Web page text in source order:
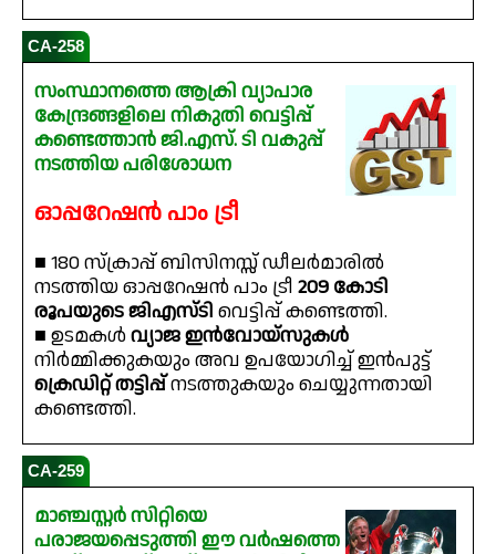
CA-258
സംസ്ഥാനത്തെ ആക്രി വ്യാപാര
കേന്ദ്രങ്ങളിലെ നികുതി വെട്ടിപ്പ്
കണ്ടെത്താൻ ജി.എസ്. ടി വകുപ്പ്
നടത്തിയ പരിശോധന
ഓപ്പറേഷൻ പാം ട്രീ
■ 180 സ്ക്രാപ്പ് ബിസിനസ്സ് ഡീലർമാരിൽ
നടത്തിയ ഓപ്പറേഷൻ പാം ട്രീ 209 കോടി
രൂപയുടെ ജിഎസ്ടി വെട്ടിപ്പ് കണ്ടെത്തി.
■ ഉടമകൾവ്യാജ ഇൻവോയ്‌സുകൾ
നിർമ്മിക്കുകയും അവ ഉപയോഗിച്ച് ഇൻപുട്ട്
ക്രെഡിറ്റ് തട്ടിപ്പ്നടത്തുകയും ചെയ്യുന്നതായി
കണ്ടെത്തി.
CA-259
മാഞ്ചസ്റ്റർ സിറ്റിയെ
പരാജയപ്പെടുത്തി ഈ വർഷത്തെ